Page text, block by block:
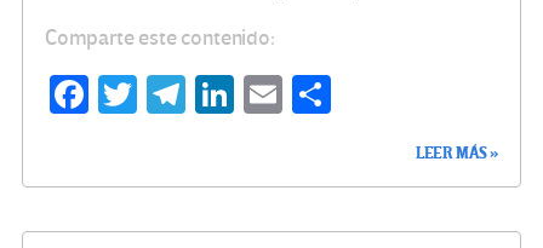
Comparte este contenido:
Fa T
Te Li
E
LEER MÁS »